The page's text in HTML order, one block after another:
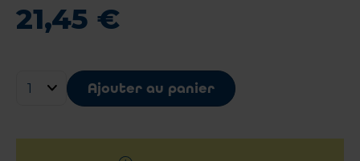
21,45 €
Ajouter au panier